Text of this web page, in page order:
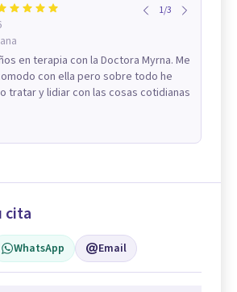
1/3
en terapia con la Doctora Myrna. Me
con ella pero sobre todo he
tratar y lidiar con las cosas cotidianas
cita
WhatsApp Email